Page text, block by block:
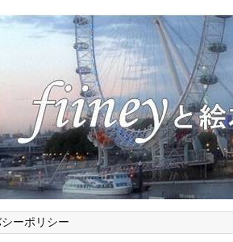
ーポリシー